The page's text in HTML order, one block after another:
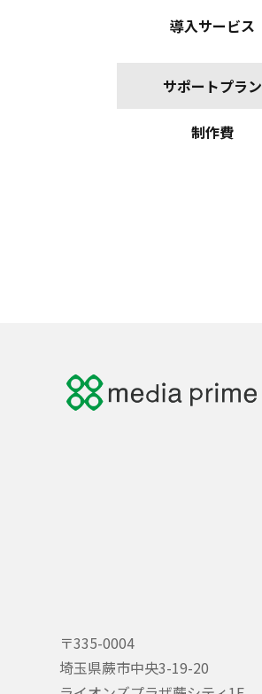
導入サービス
サポートプラン
制作費
〒335-0004
埼玉県蕨市中央3-19-20